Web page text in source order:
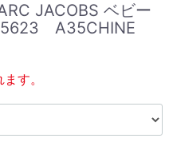
JACOBS ベビー
A35CHINE
す。